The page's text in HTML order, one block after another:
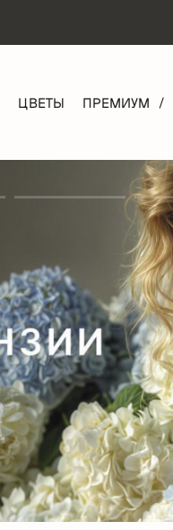
ЦВЕТЫ ПРЕМИУМ